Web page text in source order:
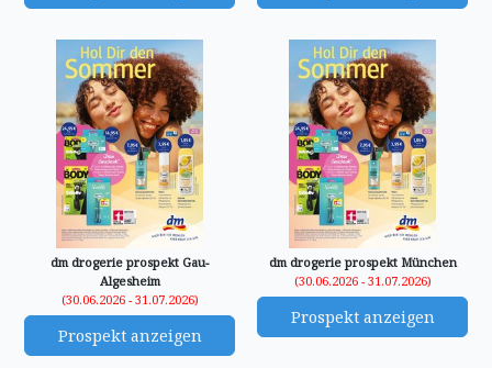
dm drogerie prospekt Gau-
Algesheim
(30.06.2026 - 31.07.2026)
Prospekt anzeigen
dm drogerie prospekt München
(30.06.2026 - 31.07.2026)
Prospekt anzeigen